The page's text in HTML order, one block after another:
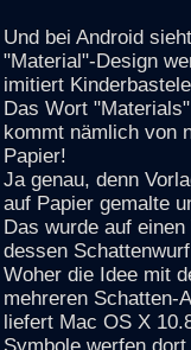
Und bei Android
"Material"-Design
imitiert
Das Wort
kommt nämlich von
Papier!
Ja genau, denn
auf Papier gemalte
Das wurde auf
dessen
Woher die Idee mit
mehreren Schatten-
liefert Mac OS X